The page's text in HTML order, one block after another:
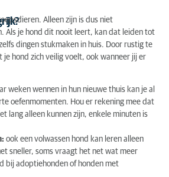
Alleen zijn is dus niet
Als je hond dit nooit leert, kan dat leiden tot
dingen stukmaken in huis. Door rustig te
hond zich veilig voelt, ook wanneer jij er
weken wennen in hun nieuwe thuis kan je al
oefenmomenten. Hou er rekening mee dat
lang alleen kunnen zijn, enkele minuten is
ook een volwassen hond kan leren alleen
sneller, soms vraagt het net wat meer
bij adoptiehonden of honden met